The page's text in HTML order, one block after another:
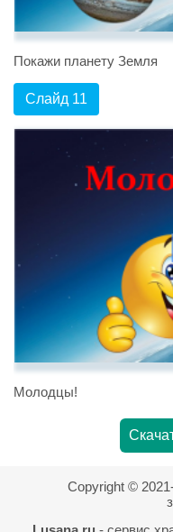
Покажи планету Земля
Слайд 11
Молодцы!
Copyright ©